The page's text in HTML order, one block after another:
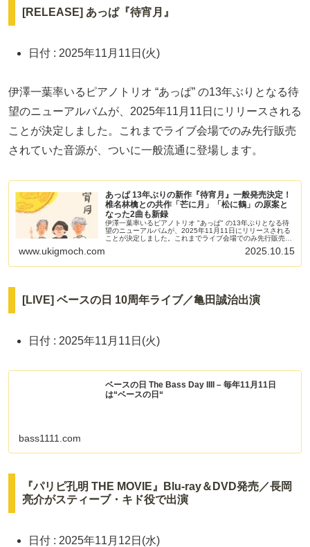
[RELEASE] あっぱ『待宵月』
日付 : 2025年11月11日(火)
伊澤一葉率いるピアノトリオ “あっぱ” の13年ぶりとなる待
望のニューアルバムが、2025年11月11日にリリースされる
ことが決定しました。これまでライブ会場でのみ先行販売
されていた音源が、ついに一般流通に登場します。
あっぱ 13年ぶりの新作『待宵月』一般発売決定！
椎名林檎との共作「芒に月」「松に鶴」の原案と
なった2曲も新録
伊澤一葉率いるピアノトリオ "あっぱ" の13年ぶりとなる待
望のニューアルバムが、2025年11月11日にリリースされる
ことが決定しました。これまでライブ会場でのみ先行販売さ
www.ukigmoch.com 2025.10.15
[LIVE] ベースの日 10周年ライブ／亀田誠治出演
日付 : 2025年11月11日(火)
ベースの日 The Bass Day IIII – 毎年11月11日
は“ベースの日“
bass1111.com
『パリピ孔明 THE MOVIE』Blu-ray＆DVD発売／長岡
亮介がスティーブ・キド役で出演
日付 : 2025年11月12日(水)